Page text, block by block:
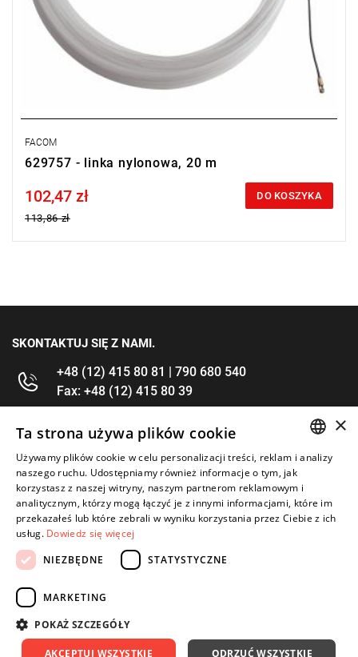
FACOM
629757 - linka nylonowa, 20 m
Price tax included
102,47 zł
113,86 zł
DO KOSZYKA
SKONTAKTUJ SIĘ Z NAMI.
+48 (12) 415 80 81 | 790 680 540
Fax: +48 (12) 415 80 39
kontakt@im-narzedzia.pl
INFORMACJE
OFERTA
MOJE KONTO
OBSERWUJ NAS
ENGLISH
×
Ta strona używa plików cookie
Używamy plików cookie w celu personalizacji treści, reklam i analizy
naszego ruchu. Udostępniamy również informacje o tym, jak
korzystasz z naszej witryny, naszym partnerom reklamowym i
analitycznym, którzy mogą łączyć je z innymi informacjami, które im
przekazałeś lub które zebrali w wyniku korzystania przez Ciebie z ich
usług. Dowiedz się więcej
NIEZBĘDNE
STATYSTYCZNE
MARKETING
POKAŻ SZCZEGÓŁY
AKCEPTUJ WSZYSTKIE ODRZUĆ WSZYSTKIE